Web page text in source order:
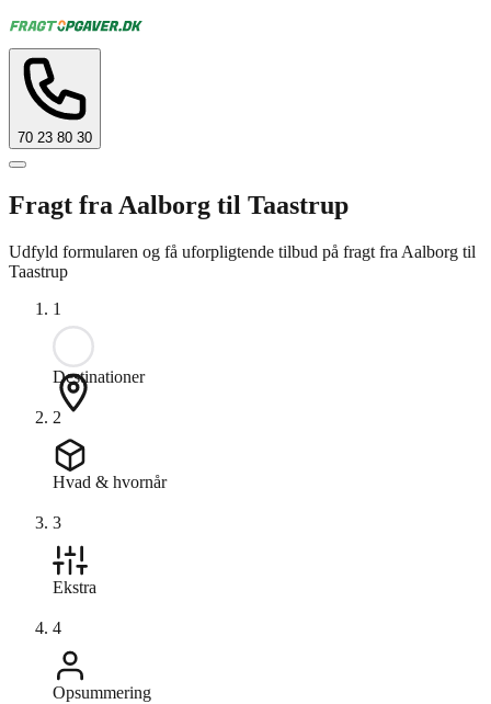
70 23 80 30
Fragt fra Aalborg til Taastrup
Udfyld formularen og få uforpligtende tilbud på fragt fra Aalborg til
Taastrup
1
Destinationer
2
Hvad & hvornår
3
Ekstra
4
Opsummering